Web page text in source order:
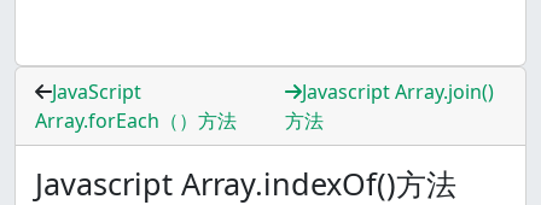
JavaScript
Array.forEach（）方法
Javascript Array.join()
方法
Javascript Array.indexOf()方法